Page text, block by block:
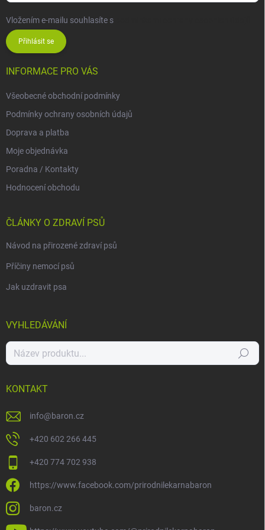
Vložením e-mailu souhlasíte s
Přihlásit se
INFORMACE PRO VÁS
Všeobecné obchodní podmínky
Podmínky ochrany osobních údajů
Doprava a platba
Moje objednávka
Poradna / Kontakty
Hodnocení obchodu
ČLÁNKY O ZDRAVÍ PSŮ
Návod na přirozené zdraví psů
Příčiny nemocí psů
Jak uzdravit psa
VYHLEDÁVÁNÍ
Hledat
KONTAKT
info@baron.cz
+420 602 266 445
+420 774 702 938
https://www.facebook.com/prirodnilekarnabaron
baron.cz